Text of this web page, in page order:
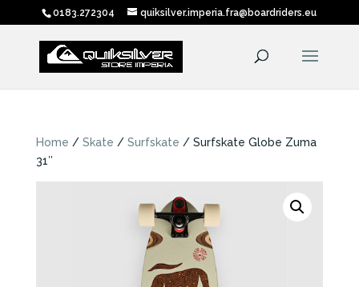
0183.272304 quiksilver.imperia.fra@boardriders.eu
Home / Skate / Surfskate / Surfskate Globe Zuma
31″